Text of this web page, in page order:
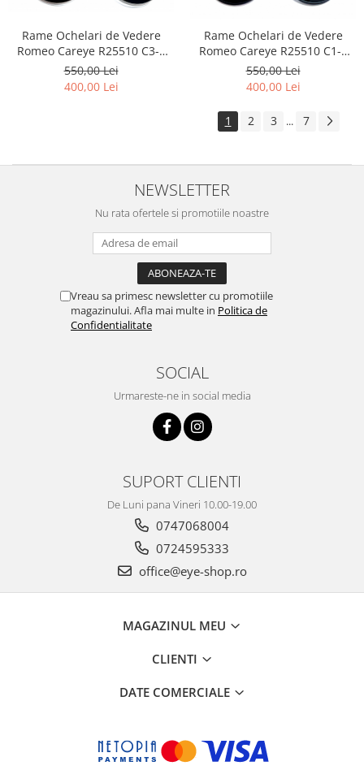
Rame Ochelari de Vedere
Romeo Careye R25510 C3-1
51-20-140 Clip-On Polarizat 3
Clip-Ons
550,00 Lei
400,00 Lei
Rame Ochelari de Vedere
Romeo Careye R25510 C1-1
51-20-145 Clip-On Polarizat 3
Clip-Ons
550,00 Lei
400,00 Lei
1 2 3 ... 7
NEWSLETTER
Nu rata ofertele si promotiile noastre
Vreau sa primesc newsletter cu promotiile
magazinului. Afla mai multe in Politica de
Confidentialitate
SOCIAL
Urmareste-ne in social media
SUPORT CLIENTI
De Luni pana Vineri 10.00-19.00
0747068004
0724595333
office@eye-shop.ro
MAGAZINUL MEU
CLIENTI
DATE COMERCIALE